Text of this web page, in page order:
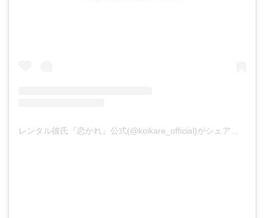
レンタル彼氏『恋かれ』公式(@koikare_official)がシェアした投稿